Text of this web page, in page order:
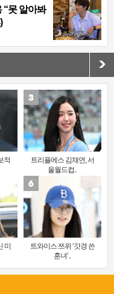
“못 알아봐
적
트리플에스 김채연, 서
울월드컵..
미
트와이스 쯔위 ‘갓경 쓴
훈녀’..